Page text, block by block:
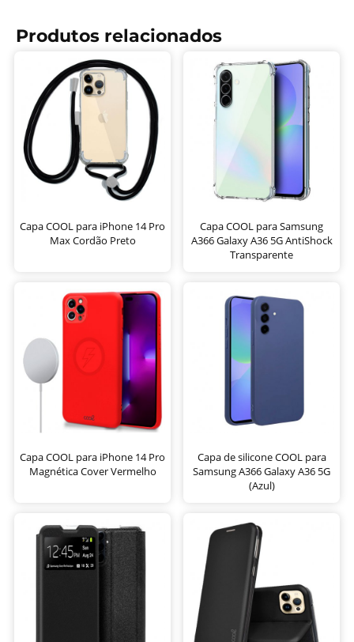
Produtos relacionados
Capa COOL para iPhone 14 Pro
Max Cordão Preto
Capa COOL para Samsung
A366 Galaxy A36 5G AntiShock
Transparente
Capa COOL para iPhone 14 Pro
Magnética Cover Vermelho
Capa de silicone COOL para
Samsung A366 Galaxy A36 5G
(Azul)